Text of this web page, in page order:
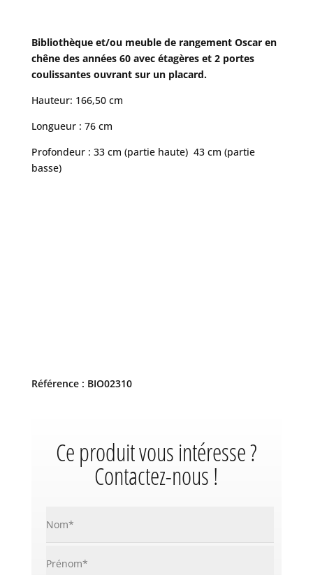
Bibliothèque et/ou meuble de rangement Oscar en
chêne des années 60 avec étagères et 2 portes
coulissantes ouvrant sur un placard.
Hauteur: 166,50 cm
Longueur : 76 cm
Profondeur : 33 cm (partie haute) 43 cm (partie
basse)
Référence : BIO02310
Ce produit vous intéresse ?
Contactez-nous !